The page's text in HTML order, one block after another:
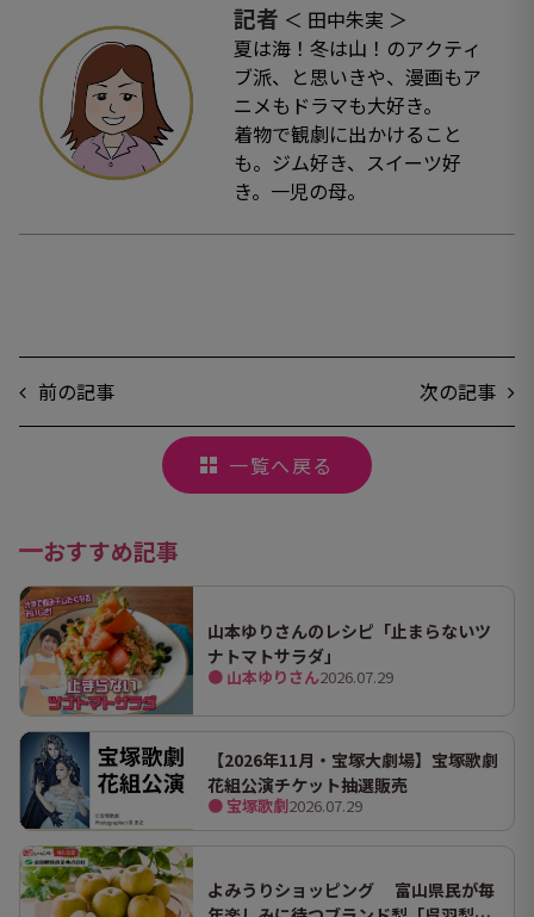
記者 ＜ 田中朱実 ＞
夏は海！冬は山！のアクティ
ブ派、と思いきや、漫画もア
ニメもドラマも大好き。
着物で観劇に出かけること
も。ジム好き、スイーツ好
き。一児の母。
前の記事 次の記事
一覧へ戻る
おすすめ記事
山本ゆりさんのレシピ「止まらないツ
ナトマトサラダ」
● 山本ゆりさん2026.07.29
【2026年11月・宝塚大劇場】宝塚歌劇
花組公演チケット抽選販売
● 宝塚歌劇2026.07.29
よみうりショッピング 富山県民が毎